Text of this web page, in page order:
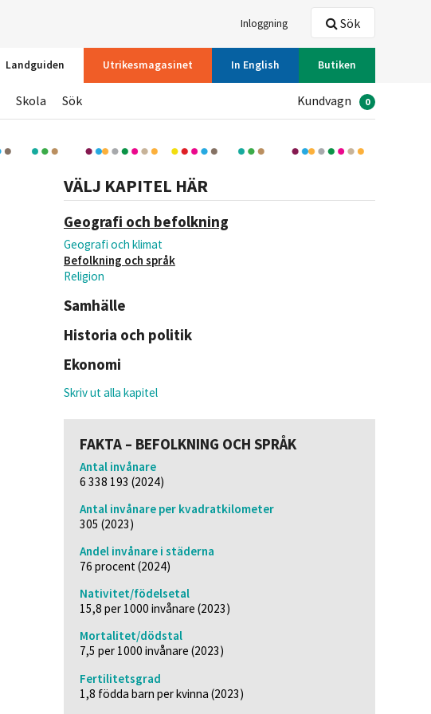
Inloggning
Landguiden Utrikesmagasinet In English Butiken
Sök
Skola Sök Kundvagn 0
VÄLJ KAPITEL HÄR
Geografi och befolkning
Geografi och klimat
Befolkning och språk
Religion
Samhälle
Historia och politik
Ekonomi
Skriv ut alla kapitel
FAKTA – BEFOLKNING OCH SPRÅK
Antal invånare
6 338 193 (2024)
Antal invånare per kvadratkilometer
305 (2023)
Andel invånare i städerna
76 procent (2024)
Nativitet/födelsetal
15,8 per 1000 invånare (2023)
Mortalitet/dödstal
7,5 per 1000 invånare (2023)
Fertilitetsgrad
1,8 födda barn per kvinna (2023)